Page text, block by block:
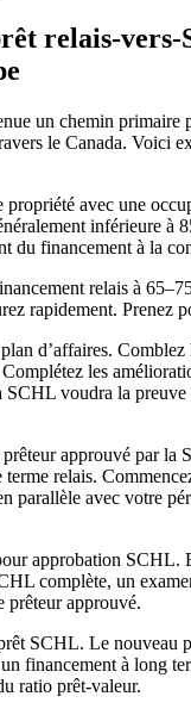
relais-vers-
un chemin primaire
le Canada. Voici
propriété avec une
inférieure à
du financement à la
relais à
rapidement. Prenez
d’affaires. Comblez
les
voudra la preuve
approuvé par la
relais.
parallèle avec votre
approbation SCHL.
complète, un
prêteur approuvé.
SCHL. Le nouveau
financement à long
ratio prêt-valeur.